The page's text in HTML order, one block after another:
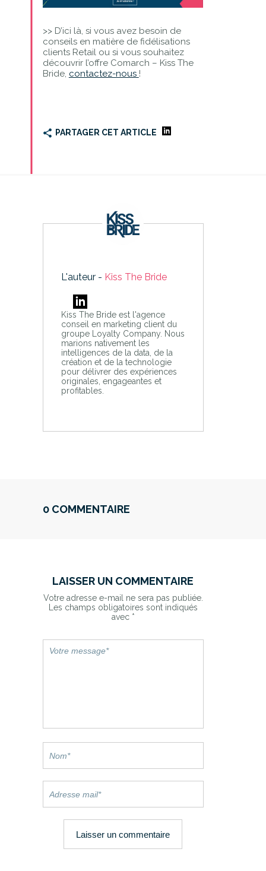
>> D’ici là, si vous avez besoin de
conseils en matière de fidélisations
clients Retail ou si vous souhaitez
découvrir l’offre Comarch – Kiss The
Bride, contactez-nous !
PARTAGER CET ARTICLE
L'auteur - Kiss The Bride
Kiss The Bride est l'agence
conseil en marketing client du
groupe Loyalty Company. Nous
marions nativement les
intelligences de la data, de la
création et de la technologie
pour délivrer des expériences
originales, engageantes et
profitables.
0 COMMENTAIRE
LAISSER UN COMMENTAIRE
Votre adresse e-mail ne sera pas publiée.
Les champs obligatoires sont indiqués
avec *